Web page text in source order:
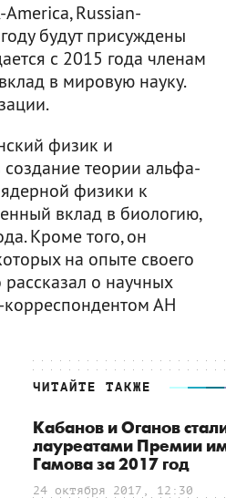
Russian-
будут присуждены
с 2015 года членам
в мировую науку.
физик и
теории альфа-
физики к
вклад в биологию,
Кроме того, он
на опыте своего
о научных
корреспондентом АН
ЧИТАЙТЕ ТАКЖЕ
Кабанов и Оганов
лауреатами Премии
Гамова за 2017 год
24 октября 2017, 12:30